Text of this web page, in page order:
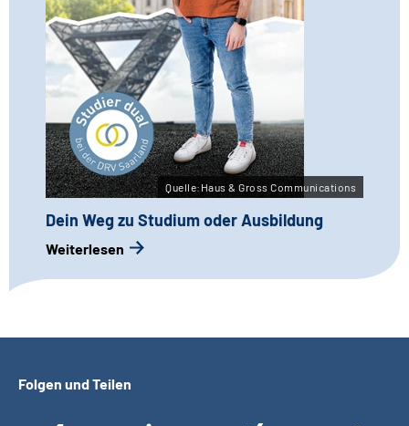
Quelle:Haus & Gross Communications
Dein Weg zu Studium oder Ausbildung
Weiterlesen
Folgen und Teilen